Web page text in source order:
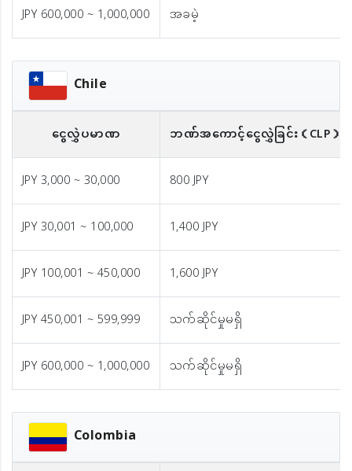
JPY 600,000 ~ 1,000,000
အခမဲ့
Chile
ငွေလွှဲပမာဏ ဘဏ်အကောင့်ငွေလွှဲခြင်း（CLP）
JPY 3,000 ~ 30,000
800 JPY
JPY 30,001 ~ 100,000
1,400 JPY
JPY 100,001 ~ 450,000
1,600 JPY
JPY 450,001 ~ 599,999
သက်ဆိုင်မှုမရှိ
JPY 600,000 ~ 1,000,000
သက်ဆိုင်မှုမရှိ
Colombia